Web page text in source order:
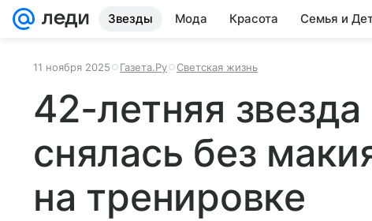
Звезды Мода Красота Семья и
11 ноября 2025 Газета.Ру Светская жизнь
42-летняя
снялась без
на тренировке